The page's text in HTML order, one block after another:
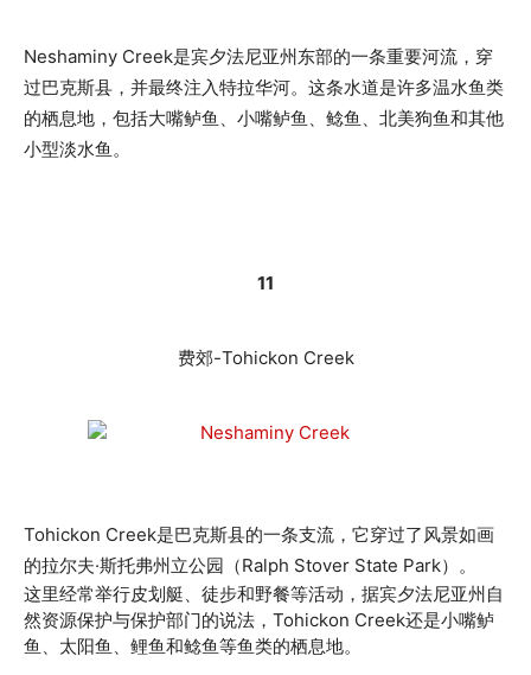
Neshaminy Creek是宾夕法尼亚州东部的一条重要河流，穿
过巴克斯县，并最终注入特拉华河。这条水道是许多温水鱼类
的栖息地，包括大嘴鲈鱼、小嘴鲈鱼、鲶鱼、 北美狗鱼和其他
小型淡水鱼。
11
费郊-Tohickon Creek
Tohickon Creek是巴克斯县的一条支流，它穿过了风景如画
的拉尔夫·斯托弗州立公园（Ralph Stover State Park）。
这里经常举行皮划艇、徒步和野餐等活动，据宾夕法尼亚州自
然资源保护与保护部门的说法，Tohickon Creek还是小嘴鲈
鱼、太阳鱼、鲤鱼和鲶鱼等鱼类的栖息地。